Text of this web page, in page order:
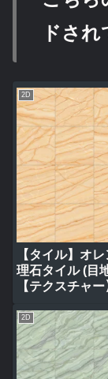
ドさ
2D
【タイル】オ
理石タイル (目
【テクスチャー
2D